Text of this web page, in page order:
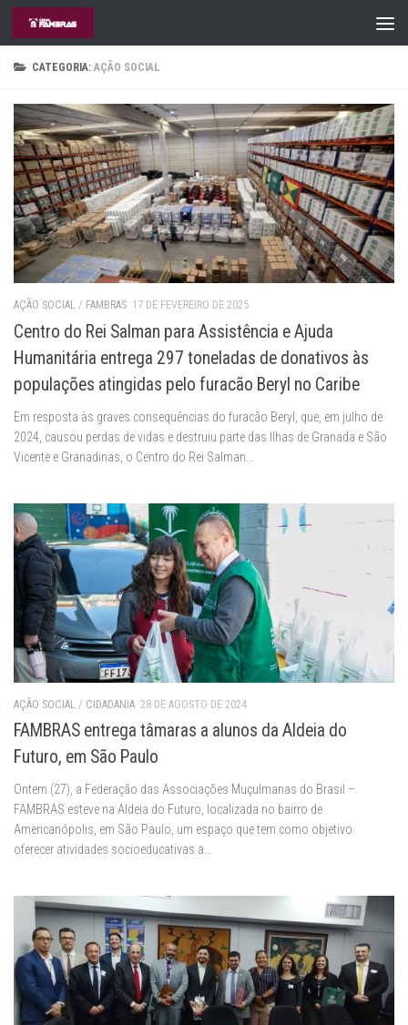
Skip to content
CATEGORIA:AÇÃO SOCIAL
AÇÃO SOCIAL / FAMBRAS 17 DE FEVEREIRO DE 2025
Centro do Rei Salman para Assistência e Ajuda
Humanitária entrega 297 toneladas de donativos às
populações atingidas pelo furacão Beryl no Caribe
Em resposta às graves consequências do furacão Beryl, que, em julho de
2024, causou perdas de vidas e destruiu parte das Ilhas de Granada e São
Vicente e Granadinas, o Centro do Rei Salman...
AÇÃO SOCIAL / CIDADANIA 28 DE AGOSTO DE 2024
FAMBRAS entrega tâmaras a alunos da Aldeia do
Futuro, em São Paulo
Ontem (27), a Federação das Associações Muçulmanas do Brasil –
FAMBRAS esteve na Aldeia do Futuro, localizada no bairro de
Americanópolis, em São Paulo, um espaço que tem como objetivo
oferecer atividades socioeducativas a...